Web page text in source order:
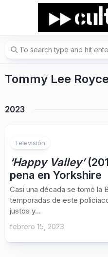
Tommy Lee Royce
2023
Televisión
‘Happy Valley’
pena en Yorkshire
Casi una década se tomó la
temporadas de este
justos y...
febrero 15, 2023